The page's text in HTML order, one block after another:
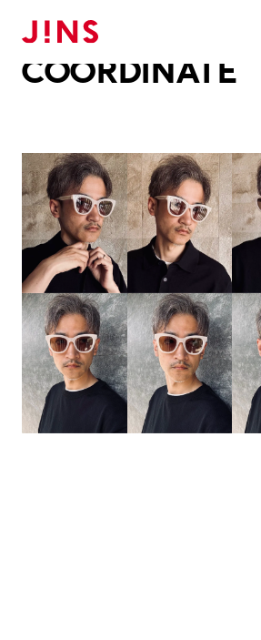
メガネのJINS TOP
COORDINATE